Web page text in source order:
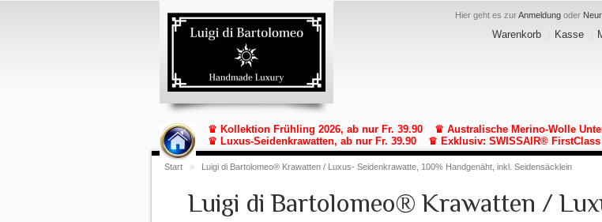
Hier geht es zurAnmeldung oder
Warenkorb Kasse
♛ Kollektion Frühling 2026, ab nur Fr. 39.90
♛ Australische Merino-Wolle
♛ Luxus-Seidenkrawatten, ab nur Fr. 39.90
♛ Exklusiv: SWISSAIR®
Start » Luigi di Bartolomeo® Krawatten / Luxus- Seidenkrawatte, 100% Handgenäht, inkl. Seidensäcklein
Luigi di Bartolomeo® Krawatten /